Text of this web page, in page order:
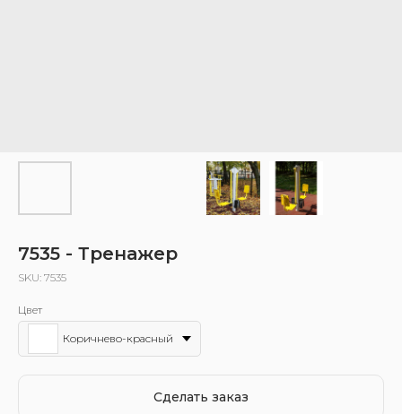
7535 - Тренажер
SKU: 7535
Цвет
Коричнево-красный
Сделать заказ